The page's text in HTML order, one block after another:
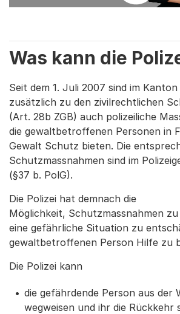
Was kann die
Seit dem 1. Juli 2007 sind im
zusätzlich zu den zivilrechtlichen
(Art. 28b ZGB) auch polizeiliche
die gewaltbetroffenen Personen in
Gewalt Schutz bieten. Die
Schutzmassnahmen sind im
(§37 b. PolG).
Die Polizei hat demnach die
Möglichkeit, Schutzmassnahmen
eine gefährliche Situation zu
gewaltbetroffenen Person Hilfe zu
Die Polizei kann
die gefährdende Person aus der
wegweisen und ihr die Rückkehr